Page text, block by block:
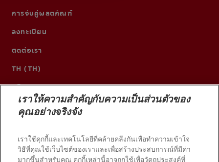
การจับคู่ผลิตภัณฑ์
ลงทะเบียน
ติดต่อเรา
TH (TH)
เราให้ความสำคัญกับความเป็นส่วนตัวของ
คุณอย่างจริงจัง
เราใช้คุกกี้และเทคโนโลยีที่คล้ายคลึงกันเพื่อทำความเข้าใจ
วิธีที่คุณใช้เว็บไซต์ของเราและเพื่อสร้างประสบการณ์ที่มีค่า
มากขึ้นสำหรับคุณ คุกกี้เหล่านี้อาจถูกใช้เพื่อวัตถุประสงค์ที่